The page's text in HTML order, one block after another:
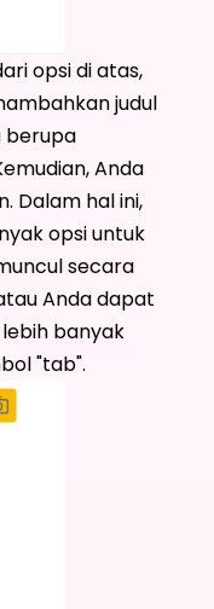
opsi di atas,
judul
berupa
Anda
Dalam hal ini,
opsi untuk
secara
Anda dapat
banyak
"tab".